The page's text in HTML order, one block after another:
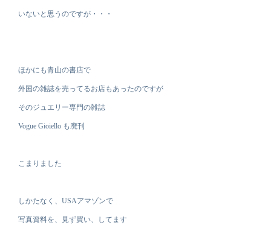
いないと思うのですが・・・
ほかにも青山の書店で
外国の雑誌を売ってるお店もあったのですが
そのジュエリー専門の雑誌
Vogue Gioiello も廃刊
こまりました
しかたなく、USAアマゾンで
写真資料を、見ず買い、してます